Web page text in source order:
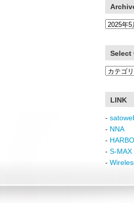
Archive
Select
Select
LINK
-
- NNA
-
- S-MAX
-